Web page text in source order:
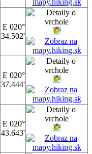
E 020°
34.502'
E 020°
37.444'
E 020°
43.643'